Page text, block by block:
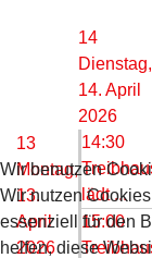
13
Montag,
13.
April
2026
14
Dienstag,
14. April
2026
14:30
lädt ...
15:00
Wir benutzen
Wir nutzen
essenziell für den
helfen, diese